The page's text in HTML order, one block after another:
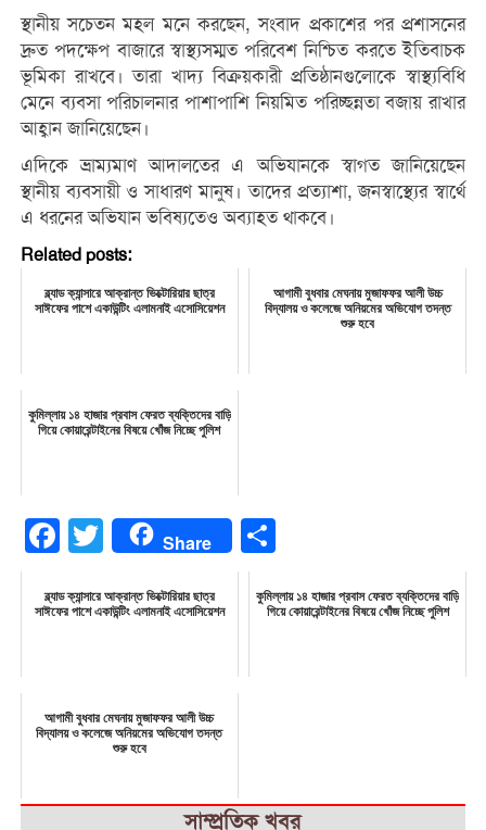
স্থানীয় সচেতন মহল মনে করছেন, সংবাদ প্রকাশের পর প্রশাসনের
দ্রুত পদক্ষেপ বাজারে স্বাস্থ্যসম্মত পরিবেশ নিশ্চিত করতে ইতিবাচক
ভূমিকা রাখবে। তারা খাদ্য বিক্রয়কারী প্রতিষ্ঠানগুলোকে স্বাস্থ্যবিধি
মেনে ব্যবসা পরিচালনার পাশাপাশি নিয়মিত পরিচ্ছন্নতা বজায় রাখার
আহ্বান জানিয়েছেন।
এদিকে ভ্রাম্যমাণ আদালতের এ অভিযানকে স্বাগত জানিয়েছেন
স্থানীয় ব্যবসায়ী ও সাধারণ মানুষ। তাদের প্রত্যাশা, জনস্বাস্থ্যের স্বার্থে
এ ধরনের অভিযান ভবিষ্যতেও অব্যাহত থাকবে।
Related posts:
ব্ল্যাড ক্যান্সারে আক্রান্ত ভিক্টোরিয়ার ছাত্র
সাঈফের পাশে একাউন্টিং এলামনাই এসোসিয়েশন
আগামী বুধবার মেঘনায় মুজাফফর আলী উচ্চ
বিদ্যালয় ও কলেজে অনিয়মের অভিযোগ তদন্ত
শুরু হবে
কুমিল্লায় ১৪ হাজার প্রবাস ফেরত ব্যক্তিদের বাড়ি
গিয়ে কোয়ারেন্টাইনের বিষয়ে খোঁজ নিচ্ছে পুলিশ
Facebook
Twitter Share
ব্ল্যাড ক্যান্সারে আক্রান্ত ভিক্টোরিয়ার ছাত্র
সাঈফের পাশে একাউন্টিং এলামনাই এসোসিয়েশন
কুমিল্লায় ১৪ হাজার প্রবাস ফেরত ব্যক্তিদের বাড়ি
গিয়ে কোয়ারেন্টাইনের বিষয়ে খোঁজ নিচ্ছে পুলিশ
আগামী বুধবার মেঘনায় মুজাফফর আলী উচ্চ
বিদ্যালয় ও কলেজে অনিয়মের অভিযোগ তদন্ত
শুরু হবে
সাম্প্রতিক খবর